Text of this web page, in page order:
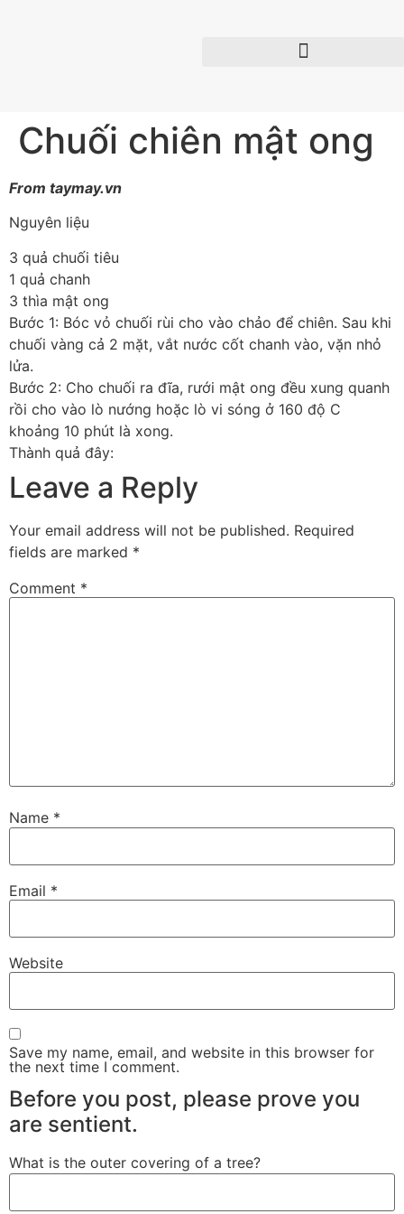
Chuối chiên mật ong
From taymay.vn
Nguyên liệu
3 quả chuối tiêu
1 quả chanh
3 thìa mật ong
Bước 1: Bóc vỏ chuối rùi cho vào chảo để chiên. Sau khi
chuối vàng cả 2 mặt, vắt nước cốt chanh vào, vặn nhỏ
lửa.
Bước 2: Cho chuối ra đĩa, rưới mật ong đều xung quanh
rồi cho vào lò nướng hoặc lò vi sóng ở 160 độ C
khoảng 10 phút là xong.
Thành quả đây:
Leave a Reply
Your email address will not be published. Required
fields are marked *
Comment *
Name *
Email *
Website
Save my name, email, and website in this browser for
the next time I comment.
Before you post, please prove you
are sentient.
What is the outer covering of a tree?